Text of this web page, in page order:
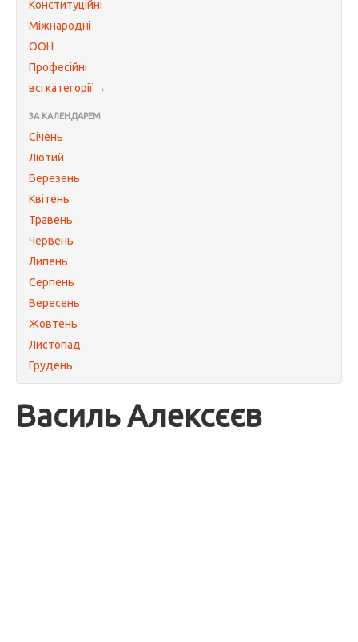
Конституційні
Міжнародні
ООН
Професійні
всі категорії →
ЗА КАЛЕНДАРЕМ
Січень
Лютий
Березень
Квітень
Травень
Червень
Липень
Серпень
Вересень
Жовтень
Листопад
Грудень
Василь Алексєєв